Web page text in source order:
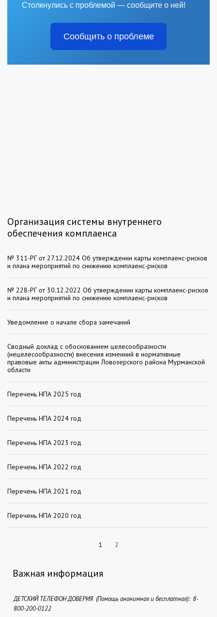
Столкнулись с проблемой — сообщите о ней!
Сообщить о проблеме
Организация системы внутреннего
обеспечения комплаенса
№ 311-РГ от 27.12.2024 Об утверждении карты комплаенс-рисков
и плана мероприятий по снижению комплаенс-рисков
№ 228-РГ от 30.12.2022 Об утверждении карты комплаенс-рисков
и плана мероприятий по снижению комплаенс-рисков
Уведомление о начале сбора замечаний
Сводный доклад с обоснованием целесообразности
(нецелесообразности) внесения изменний в нормативные
правовые акты администрации Ловозерского района Мурманской
области
Перечень НПА 2025 год
Перечень НПА 2024 год
Перечень НПА 2023 год
Перечень НПА 2022 год
Перечень НПА 2021 год
Перечень НПА 2020 год
1 2
Важная информация
ДЕТСКИЙ ТЕЛЕФОН ДОВЕРИЯ (Помощь анонимная и бесплатная): 8-
800-200-0122